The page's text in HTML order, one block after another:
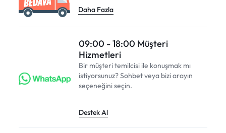
Daha Fazla
09:00 - 18:00 Müşteri
Hizmetleri
Bir müşteri temilcisi ile konuşmak mı
istiyorsunuz? Sohbet veya bizi arayın
seçeneğini seçin.
Destek Al